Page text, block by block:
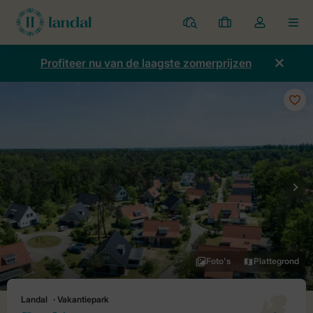
Parken
Mijn
boekingen
Open
de
dropdown
Profiteer nu van de laagste zomerprijzen